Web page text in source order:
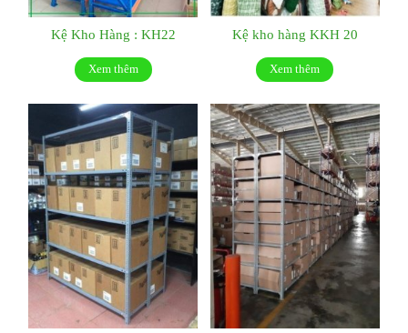
Kệ Kho Hàng : KH22
Xem thêm
Kệ kho hàng KKH 20
Xem thêm